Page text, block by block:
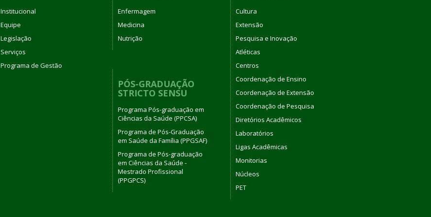
Institucional
Equipe
Legislação
Serviços
Programa de Gestão
Enfermagem
Medicina
Nutrição
PÓS-GRADUAÇÃO
STRICTO SENSU
Programa Pós-graduação em
Ciências da Saúde (PPCSA)
Programa de Pós-Graduação
em Saúde da Família (PPGSAF)
Programa de Pós-graduação
em Ciências da Saúde -
Mestrado Profissional
(PPGPCS)
Cultura
Extensão
Pesquisa e Inovação
Atléticas
Centros
Coordenação de Ensino
Coordenação de Extensão
Coordenação de Pesquisa
Diretórios Acadêmicos
Laboratórios
Ligas Acadêmicas
Monitorias
Núcleos
PET